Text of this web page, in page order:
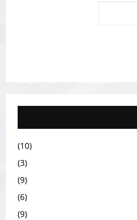
(10)
(3)
(9)
(6)
(9)